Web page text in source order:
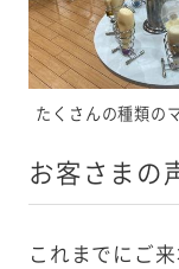
たくさんの種類の
お客さまの
これまでにご